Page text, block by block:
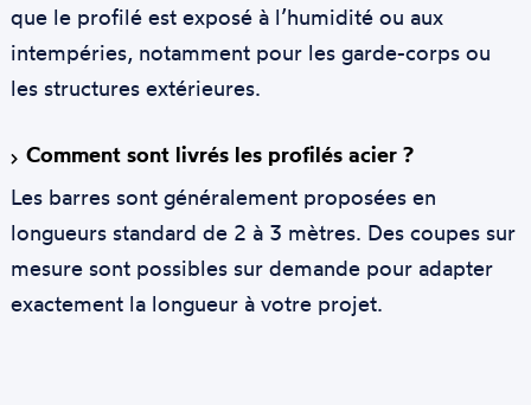
que le profilé est exposé à l’humidité ou aux
intempéries, notamment pour les garde-corps ou
les structures extérieures.
Comment sont livrés les profilés acier ?
Les barres sont généralement proposées en
longueurs standard de 2 à 3 mètres. Des coupes sur
mesure sont possibles sur demande pour adapter
exactement la longueur à votre projet.